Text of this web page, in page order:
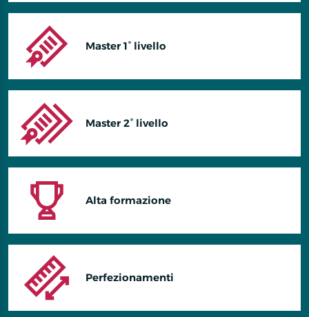
Master 1° livello
Master 2° livello
Alta formazione
Perfezionamenti